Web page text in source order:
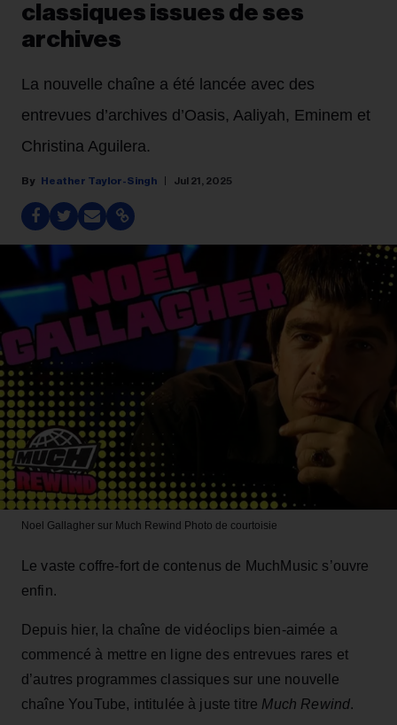
classiques issues de ses
archives
La nouvelle chaîne a été lancée avec des
entrevues d’archives d’Oasis, Aaliyah, Eminem et
Christina Aguilera.
Heather Taylor-Singh Jul 21, 2025
Noel Gallagher sur Much Rewind Photo de courtoisie
Le vaste coffre-fort de contenus de MuchMusic s’ouvre
enfin.
Depuis hier, la chaîne de vidéoclips bien-aimée a
commencé à mettre en ligne des entrevues rares et
d’autres programmes classiques sur une nouvelle
chaîne YouTube, intitulée à juste titre Much Rewind.